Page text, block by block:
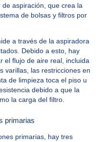
aspiración, que crea la
de bolsas y filtros por
a través de la aspiradora
Debido a esto, hay
el flujo de aire real, incluida
varillas, las restricciones en
de limpieza toca el piso u
debido a que la
la carga del filtro.
primarias
primarias, hay tres